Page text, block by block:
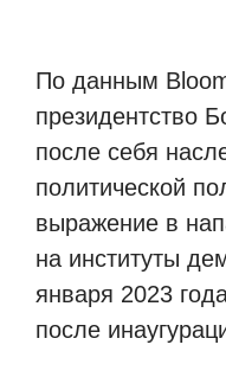
По данным
президентство
после себя
политической
выражение в
на институты
января 2023
после